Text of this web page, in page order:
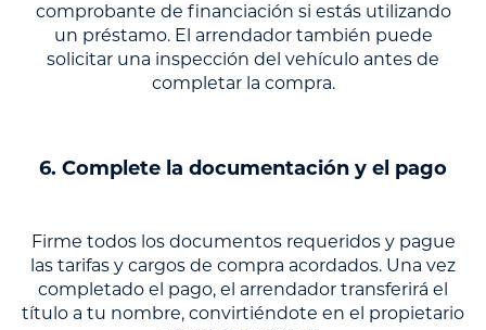
comprobante de financiación si estás utilizando
un préstamo. El arrendador también puede
solicitar una inspección del vehículo antes de
completar la compra.
6. Complete la documentación y el pago
Firme todos los documentos requeridos y pague
las tarifas y cargos de compra acordados. Una vez
completado el pago, el arrendador transferirá el
título a tu nombre, convirtiéndote en el propietario